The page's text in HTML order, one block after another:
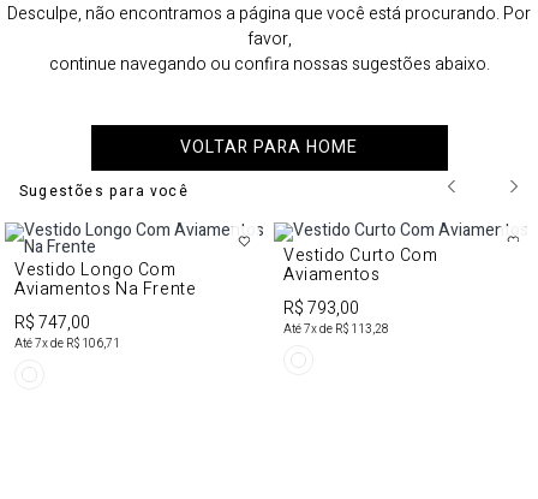
Desculpe, não encontramos a página que você está procurando. Por
favor,
continue navegando ou confira nossas sugestões abaixo.
VOLTAR PARA HOME
Sugestões para você
Vestido Longo Com
Aviamentos Na Frente
R$ 747,00
Até7x de R$ 106,71
Vestido Curto Com
Aviamentos
R$ 793,00
Até7x de R$ 113,28